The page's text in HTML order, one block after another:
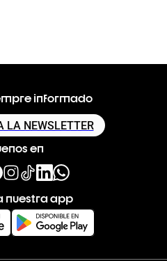
informado
LA NEWSLETTER
en
nuestra app